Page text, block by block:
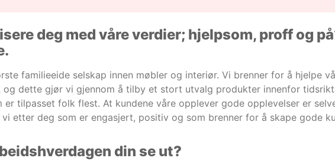
deg med våre verdier; hjelpsom, proff og
familieeide selskap innen møbler og interiør. Vi brenner for å hjelpe
dette gjør vi gjennom å tilby et stort utvalg produkter innenfor
er tilpasset folk flest. At kundene våre opplever gode opplevelser er
etter deg som er engasjert, positiv og som brenner for å skape gode
din se ut?